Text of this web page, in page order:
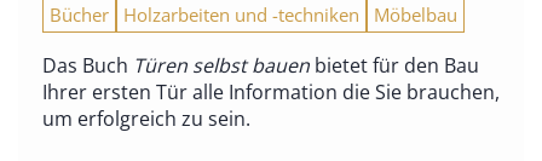
Bücher Holzarbeiten und -techniken Möbelbau
Das Buch Türen selbst bauen bietet für den Bau
Ihrer ersten Tür alle Information die Sie brauchen,
um erfolgreich zu sein.